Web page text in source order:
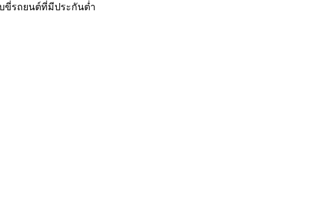
ขี่รถยนต์ที่มีประกันต่ำ